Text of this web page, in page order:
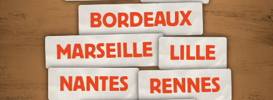
BORDEAUX
MARSEILLE LILLE
NANTES RENNES